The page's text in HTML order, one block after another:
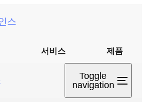
서비스 제품
Toggle
navigation